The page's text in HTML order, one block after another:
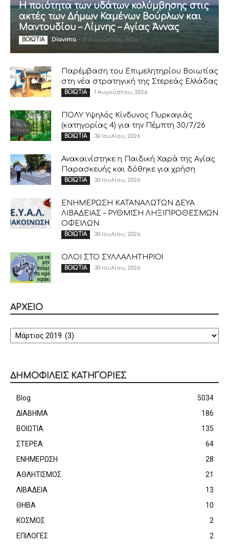
Η ποιότητα των υδάτων κολύμβησης στις
ακτές των Δήμων Καμένων Βούρλων και
Μαντουδίου – Λίμνης – Αγίας Άννας
ΒΟΙΩΤΙΑ Diavima - 2 Αυγούστου, 2026
Παρέμβαση του Επιμελητηρίου Βοιωτίας
στη νέα στρατηγική της Στερεάς Ελλάδας
ΒΟΙΩΤΙΑ 1 Αυγούστου, 2026
ΠΟΛΥ Υψηλός Κίνδυνος Πυρκαγιάς
(κατηγορίας 4) για την Πέμπτη 30/7/26
ΒΟΙΩΤΙΑ 30 Ιουλίου, 2026
Ανακαινίστηκε η Παιδική Χαρά της Αγίας
Παρασκευής και δόθηκε για χρήση
ΒΟΙΩΤΙΑ 30 Ιουλίου, 2026
ΕΝΗΜΕΡΩΣΗ ΚΑΤΑΝΑΛΩΤΩΝ ΔΕΥΑ
ΛΙΒΑΔΕΙΑΣ – ΡΥΘΜΙΣΗ ΛΗΞΙΠΡΟΘΕΣΜΩΝ
ΟΦΕΙΛΩΝ
ΒΟΙΩΤΙΑ 30 Ιουλίου, 2026
ΟΛΟΙ ΣΤΟ ΣΥΛΛΑΛΗΤΗΡΙΟ!
ΒΟΙΩΤΙΑ 30 Ιουλίου, 2026
ΑΡΧΕΙΟ
ΑΡΧΕΙΟ
ΔΗΜΟΦΙΛΕΙΣ ΚΑΤΗΓΟΡΙΕΣ
Blog
5034
ΔΙΑΒΗΜΑ
186
ΒΟΙΩΤΙΑ
135
ΣΤΕΡΕΑ
64
ΕΝΗΜΕΡΩΣΗ
28
ΑΘΛΗΤΙΣΜΟΣ
21
ΛΙΒΑΔΕΙΑ
13
ΘΗΒΑ
10
ΚΟΣΜΟΣ
2
ΕΠΙΛΟΓΕΣ
2